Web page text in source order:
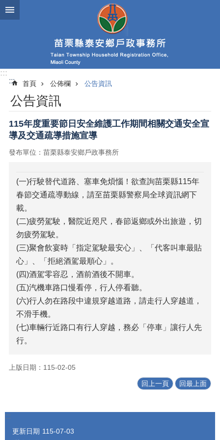
跳到主要內容區塊
:::
:::
首頁 公佈欄 公告資訊
公告資訊
115年度重要節日安全維護工作期間相關交通安全宣
導及交通疏導措施宣導
發布單位：苗栗縣泰安鄉戶政事務所
(一)行駛替代道路、塞車免煩惱！欲查詢苗栗縣115年
春節交通疏導動線，請至苗栗縣警察局全球資訊網下
載。
(二)疲勞駕駛，醫院近咫尺，春節返鄉或外出旅遊，切
勿疲勞駕駛。
(三)聚會飲宴時「指定駕駛最安心」、「代客叫車最貼
心」、「拒絕酒駕最順心」。
(四)酒駕零容忍，酒前酒後不開車。
(五)汽機車路口慢看停，行人停看聽。
(六)行人勿在路段中違規穿越道路，請走行人穿越道，
不滑手機。
(七)車輛行近路口有行人穿越，務必「停車」讓行人先
行。
上版日期：115-02-05
回上一頁 回最上面
:::
更新日期 115-07-03